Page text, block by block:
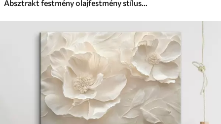
Absztrakt festmény olajfestmény stílusban